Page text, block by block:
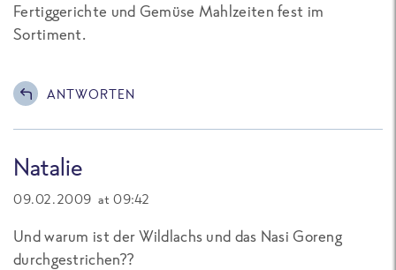
Fertiggerichte und Gemüse Mahlzeiten fest im
Sortiment.
ANTWORTEN
Natalie
09.02.2009 at 09:42
Und warum ist der Wildlachs und das Nasi Goreng
durchgestrichen??